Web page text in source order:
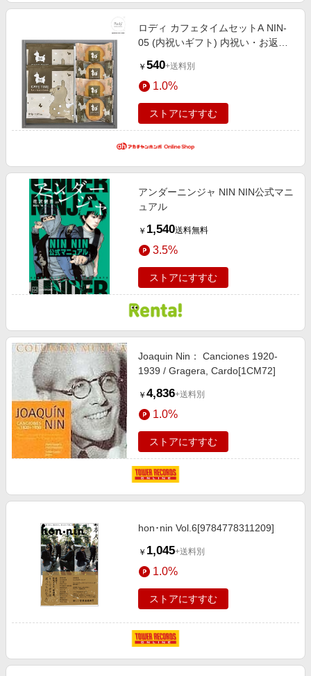
ロディ カフェタイムセットA NIN-
05 (内祝いギフト) 内祝い・お返し
￥ 540+送料別
1.0%
ストアにすすむ
アンダーニンジャ NIN NIN公式マニ
ュアル
￥ 1,540送料無料
3.5%
ストアにすすむ
Joaquin Nin： Canciones 1920-
1939 / Gragera, Cardo[1CM72]
￥ 4,836+送料別
1.0%
ストアにすすむ
hon･nin Vol.6[9784778311209]
￥ 1,045+送料別
1.0%
ストアにすすむ